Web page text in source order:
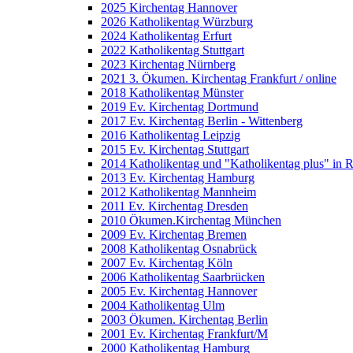
2025 Kirchentag Hannover
2026 Katholikentag Würzburg
2024 Katholikentag Erfurt
2022 Katholikentag Stuttgart
2023 Kirchentag Nürnberg
2021 3. Ökumen. Kirchentag Frankfurt / online
2018 Katholikentag Münster
2019 Ev. Kirchentag Dortmund
2017 Ev. Kirchentag Berlin - Wittenberg
2016 Katholikentag Leipzig
2015 Ev. Kirchentag Stuttgart
2014 Katholikentag und "Katholikentag plus" in
2013 Ev. Kirchentag Hamburg
2012 Katholikentag Mannheim
2011 Ev. Kirchentag Dresden
2010 Ökumen.Kirchentag München
2009 Ev. Kirchentag Bremen
2008 Katholikentag Osnabrück
2007 Ev. Kirchentag Köln
2006 Katholikentag Saarbrücken
2005 Ev. Kirchentag Hannover
2004 Katholikentag Ulm
2003 Ökumen. Kirchentag Berlin
2001 Ev. Kirchentag Frankfurt/M
2000 Katholikentag Hamburg